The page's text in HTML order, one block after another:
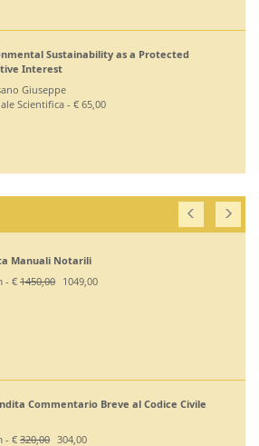
Sustainability as a Protected
- € 65,00
Notarili
1049,00
Commentario Breve al Codice Civile
304,00